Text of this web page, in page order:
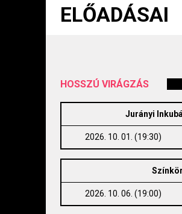
ELŐADÁSAI
HOSSZÚ VIRÁGZÁS
Jurányi
2026. 10. 01. (19:30)
Színkör
2026. 10. 06. (19:00)